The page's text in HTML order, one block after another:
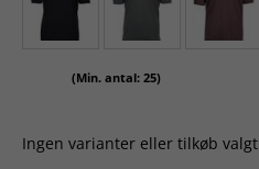
(Min. antal: 25)
Ingen varianter eller tilkøb valgt